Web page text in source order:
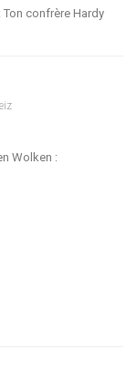
confrère Hardy
Wolken :